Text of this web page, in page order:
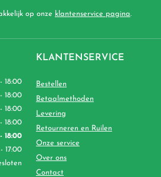
op onze klantenservice pagina.
18:00
18:00
18:00
18:00
18:00
17:00
KLANTENSERVICE
Bestellen
Betaalmethoden
Levering
Retourneren en Ruilen
Onze service
Over ons
Contact